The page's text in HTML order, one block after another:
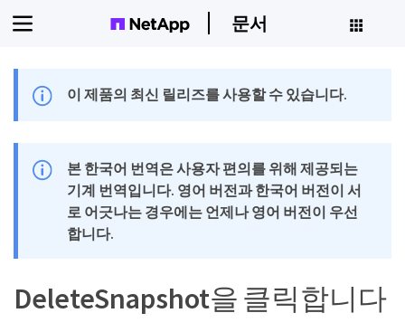
문서
이 제품의 최신 릴리즈를 사용할 수 있습니다.
본 한국어 번역은 사용자 편의를 위해 제공되는
기계 번역입니다. 영어 버전과 한국어 버전이 서
로 어긋나는 경우에는 언제나 영어 버전이 우선
합니다.
DeleteSnapshot을 클릭합니다